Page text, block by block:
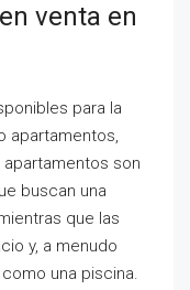
venta en
para la
apartamentos,
son
buscan una
que las
y, a menudo
una piscina.